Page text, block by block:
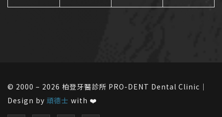
© 2000 – 2026 柏登牙醫診所 PRO-DENT Dental Clinic｜
Design by 頑德士 with ❤️